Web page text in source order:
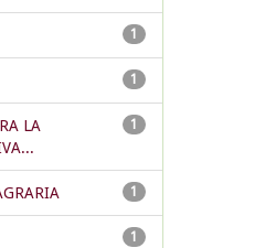
1
1
1
LA
1
1